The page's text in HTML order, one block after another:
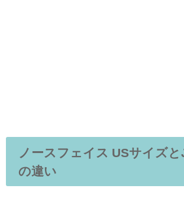
ノースフェイス USサイズ
の違い